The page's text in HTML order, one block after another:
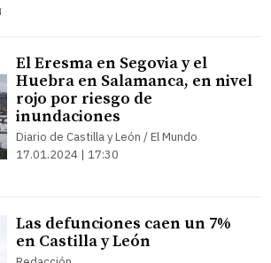
El Eresma en Segovia y el
Huebra en Salamanca, en nivel
rojo por riesgo de
inundaciones
Diario de Castilla y León / El Mundo
17.01.2024 | 17:30
Las defunciones caen un 7%
en Castilla y León